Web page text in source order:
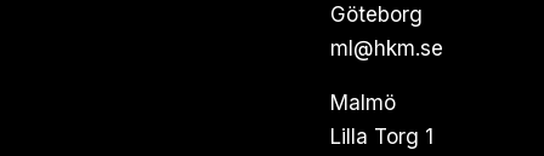
Göteborg
ml@hkm.se
Malmö
Lilla Torg 1